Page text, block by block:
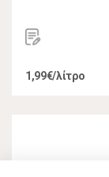
1,99€/λίτρο